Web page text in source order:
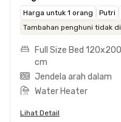
Harga untuk 1 orang Putri
Tambahan penghuni tidak
Full Size Bed 120x200
cm
Jendela arah dalam
Water Heater
Lihat Detail